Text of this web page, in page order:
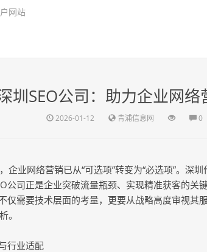
网站
圳SEO公司：助力企业网络
2026-01-12 青浦信息网 0
企业网络营销已从“可选项”转变为“必选项”。深
公司正是企业突破流量瓶颈、实现精准获客的关
仅需要技术层面的考量，更要从战略高度审视其
。
行业适配